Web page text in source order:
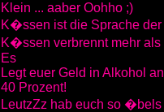
Klein ... aaber Oohho ;)
K�ssen ist die Sprache der
K�ssen verbrennt mehr als
Es
Legt euer Geld in Alkohol
40 Prozent!
LeutzZz hab euch so